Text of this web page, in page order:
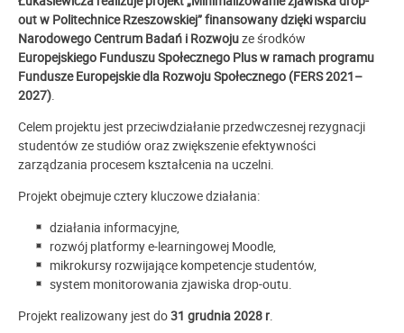
out w Politechnice Rzeszowskiej”finansowany dzięki wsparciu
Narodowego Centrum Badań i Rozwojuze środków
Europejskiego Funduszu Społecznego Plusw ramach programu
Fundusze Europejskie dla Rozwoju Społecznego (FERS 2021–
2027)
Celem projektu jest przeciwdziałanie przedwczesnej rezygnacji
studentów ze studiów oraz zwiększenie efektywności
zarządzania procesem kształcenia na uczelni.
Projekt obejmuje cztery kluczowe działania:
działania informacyjne,
rozwój platformy e-learningowej Moodle,
mikrokursy rozwijające kompetencje studentów,
system monitorowania zjawiska drop-outu.
Projekt realizowany jest do31 grudnia 2028 r